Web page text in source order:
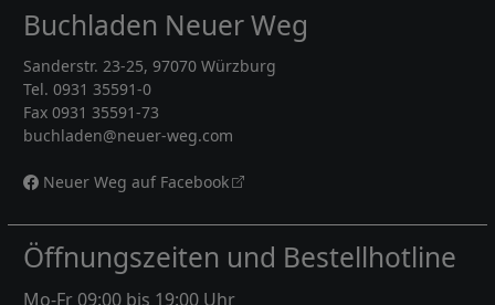
Buchladen Neuer Weg
Sanderstr. 23-25, 97070 Würzburg
Tel. 0931 35591-0
Fax 0931 35591-73
buchladen@neuer-weg.com
Neuer Weg auf Facebook
Öffnungszeiten und Bestellhotline
Mo-Fr 09:00 bis 19:00 Uhr